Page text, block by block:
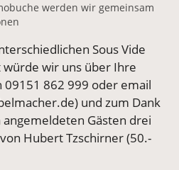
werden wir gemeinsam
Sous Vide
wir uns über Ihre
09151 862 999 oder email
und zum Dank
Gästen drei
Hubert Tzschirner (50.-